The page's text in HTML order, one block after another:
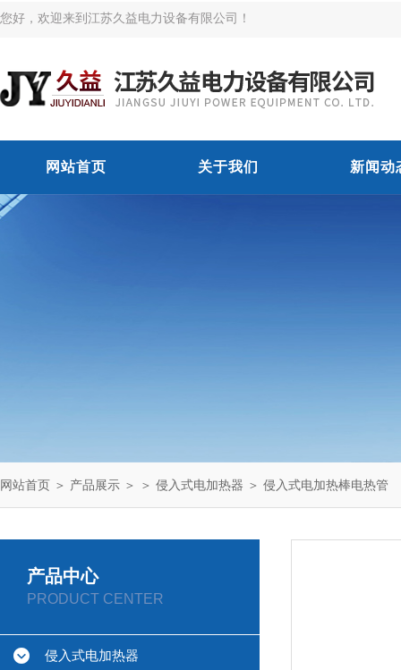
您好，欢迎来到江苏久益电力设备有限公司！
网站首页 关于我们 新闻动
网站首页 ＞ 产品展示 ＞ ＞ 侵入式电加热器 ＞ 侵入式电加热棒电热管
产品中心
PRODUCT CENTER
侵入式电加热器